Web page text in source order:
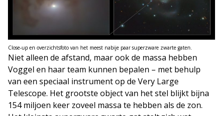
Close-up en overzichtsfoto van het meest nabije paar superzware zwarte gaten.
Niet alleen de afstand, maar ook de massa hebben
Voggel en haar team kunnen bepalen – met behulp
van een speciaal instrument op de Very Large
Telescope. Het grootste object van het stel blijkt bijna
154 miljoen keer zoveel massa te hebben als de zon.